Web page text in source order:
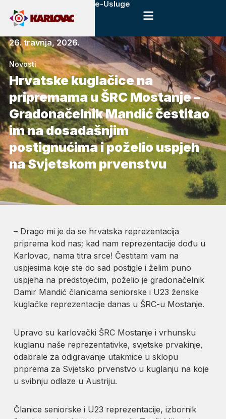
e-Usluge
26. travnja, 2026.
Novosti
Hrvatske kuglačice na
pripremama u ŠRC Mostanje –
Gradonačelnik Mandić čestitao
im na dosadašnjim
postignućima i poželio uspjeh
na Svjetskom prvenstvu
– Drago mi je da se hrvatska reprezentacija
priprema kod nas; kad nam reprezentacije dođu u
Karlovac, nama titra srce! Čestitam vam na
uspjesima koje ste do sad postigle i želim puno
uspjeha na predstojećim, poželio je gradonačelnik
Damir Mandić članicama seniorske i U23 ženske
kuglačke reprezentacije danas u ŠRC-u Mostanje.
Upravo su karlovački ŠRC Mostanje i vrhunsku
kuglanu naše reprezentativke, svjetske prvakinje,
odabrale za odigravanje utakmice u sklopu
priprema za Svjetsko prvenstvo u kuglanju na koje
u svibnju odlaze u Austriju.
Članice seniorske i U23 reprezentacije, izbornik